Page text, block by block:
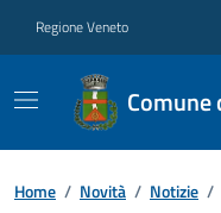
Regione Veneto
Home / Novità / Notizie /